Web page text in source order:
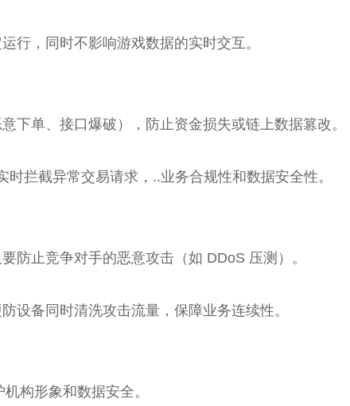
行，同时不影响游戏数据的实时交互。
下单、接口爆破），防止资金损失或链上数据篡改。
拦截异常交易请求，..业务合规性和数据安全性。
防止竞争对手的恶意攻击（如 DDoS 压测）。
设备同时清洗攻击流量，保障业务连续性。
构形象和数据安全。